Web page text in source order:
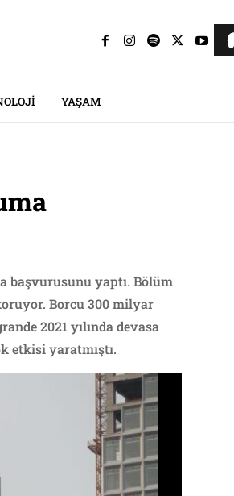
YAŞAM
başvurusunu yaptı. Bölüm
Borcu 300 milyar
2021 yılında devasa
etkisi yaratmıştı.